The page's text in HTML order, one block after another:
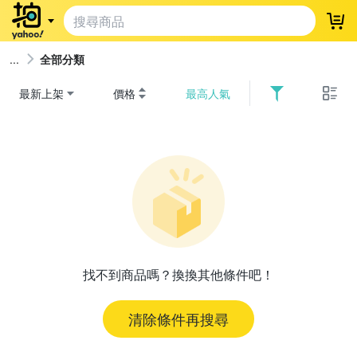
登
全部分類
最新上架 價格 最高人氣
找不到商品嗎？換換其他條件吧！
清除條件再搜尋